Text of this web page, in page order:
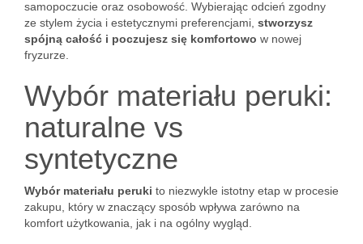
samopoczucie oraz osobowość. Wybierając odcień zgodny
ze stylem życia i estetycznymi preferencjami, stworzysz
spójną całość i poczujesz się komfortowo w nowej
fryzurze.
Wybór materiału peruki:
naturalne vs
syntetyczne
Wybór materiału peruki to niezwykle istotny etap w procesie
zakupu, który w znaczący sposób wpływa zarówno na
komfort użytkowania, jak i na ogólny wygląd.